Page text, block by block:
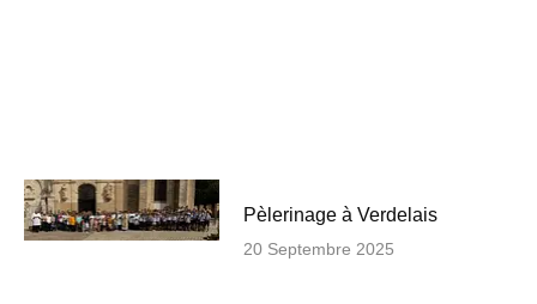
Pèlerinage à Verdelais
20 Septembre 2025